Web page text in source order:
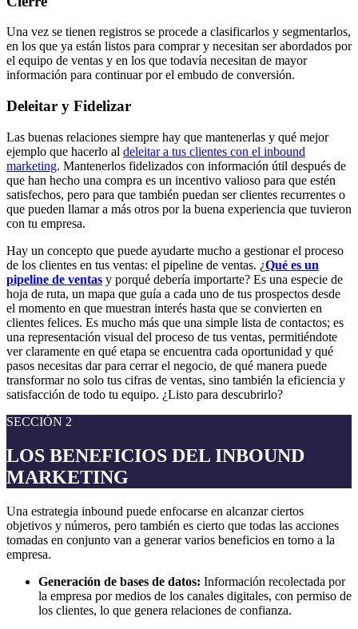
Una vez se tienen registros se procede a clasificarlos y segmentarlos,
en los que ya están listos para comprar y necesitan ser abordados por
el equipo de ventas y en los que todavía necesitan de mayor
información para continuar por el embudo de conversión.
Deleitar y Fidelizar
Las buenas relaciones siempre hay que mantenerlas y qué mejor
ejemplo que hacerlo al deleitar a tus clientes con el inbound
marketing. Mantenerlos fidelizados con información útil después de
que han hecho una compra es un incentivo valioso para que estén
satisfechos, pero para que también puedan ser clientes recurrentes o
que pueden llamar a más otros por la buena experiencia que tuvieron
con tu empresa.
Hay un concepto que puede ayudarte mucho a gestionar el proceso
de los clientes en tus ventas: el pipeline de ventas. ¿Qué es un
pipeline de ventas y porqué debería importarte? Es una especie de
hoja de ruta, un mapa que guía a cada uno de tus prospectos desde
el momento en que muestran interés hasta que se convierten en
clientes felices. Es mucho más que una simple lista de contactos; es
una representación visual del proceso de tus ventas, permitiéndote
ver claramente en qué etapa se encuentra cada oportunidad y qué
pasos necesitas dar para cerrar el negocio, de qué manera puede
transformar no solo tus cifras de ventas, sino también la eficiencia y
satisfacción de todo tu equipo. ¿Listo para descubrirlo?
SECCIÓN 2
LOS BENEFICIOS DEL INBOUND
MARKETING
Una estrategia inbound puede enfocarse en alcanzar ciertos
objetivos y números, pero también es cierto que todas las acciones
tomadas en conjunto van a generar varios beneficios en torno a la
empresa.
Generación de bases de datos: Información recolectada por
la empresa por medios de los canales digitales, con permiso de
los clientes, lo que genera relaciones de confianza.